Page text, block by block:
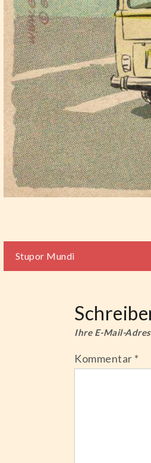
Stupor Mundi
Ihre E-Mail-
Kommentar *